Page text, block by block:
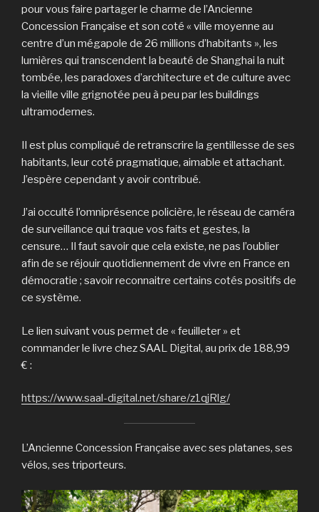
pour vous faire partager le charme de l’Ancienne
Concession Française et son coté « ville moyenne au
centre d’un mégapole de 26 millions d’habitants », les
lumières qui transcendent la beauté de Shanghai la nuit
tombée, les paradoxes d’architecture et de culture avec
la vieille ville grignotée peu à peu par les buildings
ultramodernes.
Il est plus compliqué de retranscrire la gentillesse de ses
habitants, leur coté pragmatique, aimable et attachant.
J’espère cependant y avoir contribué.
J’ai occulté l’omniprésence policière, le réseau de caméra
de surveillance qui traque vos faits et gestes, la
censure… Il faut savoir que cela existe, ne pas l’oublier
afin de se réjouir quotidiennement de vivre en France en
démocratie ; savoir reconnaitre certains cotés positifs de
ce système.
Le lien suivant vous permet de « feuilleter » et
commander le livre chez SAAL Digital, au prix de 188,99
€ :
https://www.saal-digital.net/share/z1qjRlg/
L’Ancienne Concession Française avec ses platanes, ses
vélos, ses triporteurs.